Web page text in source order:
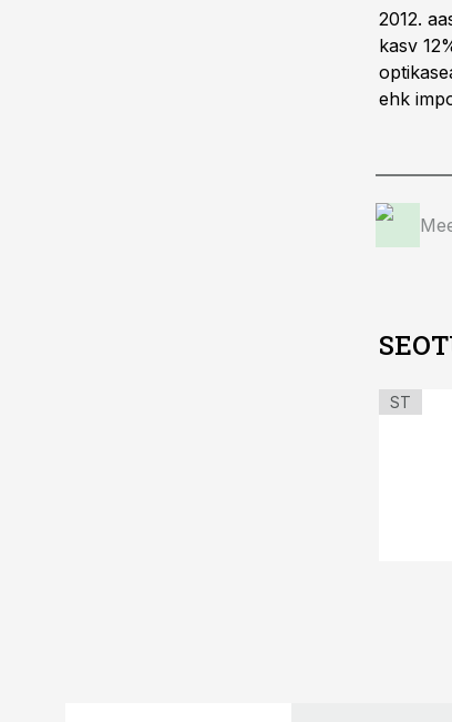
2012.
kasv
ehk
ST